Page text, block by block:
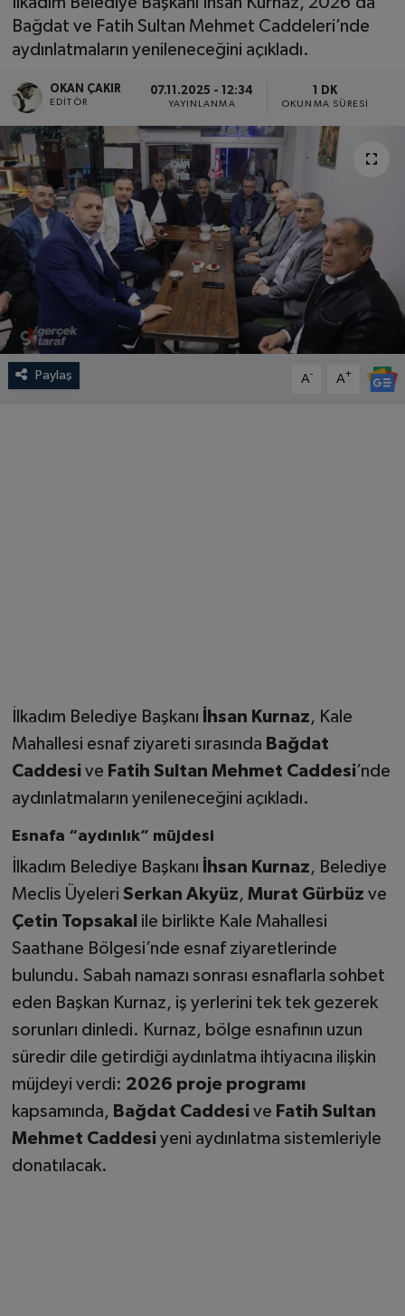
Bağdat ve Fatih Sultan Mehmet Caddeleri’nde
aydınlatmaların yenileneceğini açıkladı.
OKAN ÇAKIR
EDITÖR
07.11.2025 - 12:34
YAYINLANMA
1 DK
OKUNMA SÜRESI
Paylaş A- A+
İlkadım Belediye Başkanı İhsan Kurnaz, Kale
Mahallesi esnaf ziyareti sırasında Bağdat
Caddesive Fatih Sultan Mehmet Caddesi’nde
aydınlatmaların yenileneceğini açıkladı.
Esnafa “aydınlık” müjdesi
İlkadım Belediye Başkanı İhsan Kurnaz, Belediye
Meclis Üyeleri Serkan Akyüz, Murat Gürbüz ve
Çetin Topsakal ile birlikte Kale Mahallesi
Saathane Bölgesi’nde esnaf ziyaretlerinde
bulundu. Sabah namazı sonrası esnaflarla sohbet
eden Başkan Kurnaz, iş yerlerini tek tek gezerek
sorunları dinledi. Kurnaz, bölge esnafının uzun
süredir dile getirdiği aydınlatma ihtiyacına ilişkin
müjdeyi verdi: 2026 proje programı
kapsamında, Bağdat Caddesive Fatih Sultan
Mehmet Caddesiyeni aydınlatma sistemleriyle
donatılacak.
SPOR
TEKNOLOJİ
YAŞAM
YEMEK